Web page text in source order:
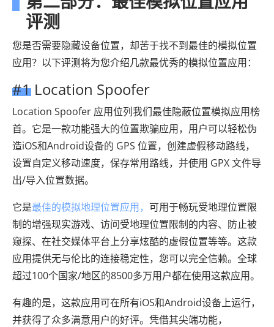
评测
您是否需要隐藏设备位置，却苦于找不到最佳的模拟位置
应用？以下评测将为您介绍几款最优秀的模拟位置应用：
#1 Location Spoofer
Location Spoofer 应用位列我们最佳隐蔽位置模拟应用榜
首。它是一款功能强大的位置欺骗应用，用户可以轻松伪
造iOS和Android设备的 GPS 位置，创建虚假移动路线，
设置自定义移动速度，保存常用路线，并使用 GPX 文件导
出/导入位置数据。
它是最佳的模拟地理位置应用， 可用于畅玩受地理位置限
制的增强现实游戏、访问受地理位置限制的内容、防止被
窥探、在社交媒体平台上分享炫酷的虚假位置等等。这款
应用提供无与伦比的连接稳定性，您可以完全信赖。全球
超过100个国家/地区的8500多万用户都在使用这款应用。
有趣的是，这款应用可在所有iOS和Android设备上运行，
并获得了众多满意用户的好评。凭借其尖端功能，